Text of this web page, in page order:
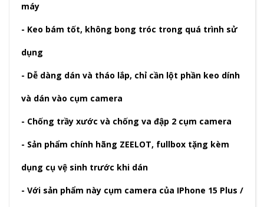
máy
- Keo bám tốt, không bong tróc trong quá trình sử
dụng
- Dễ dàng dán và tháo lắp, chỉ cần lột phần keo dính
và dán vào cụm camera
- Chống trầy xước và chống va đập 2 cụm camera
- Sản phẩm chính hãng ZEELOT, fullbox tặng kèm
dụng cụ vệ sinh trước khi dán
- Với sản phẩm này cụm camera của IPhone 15 Plus /